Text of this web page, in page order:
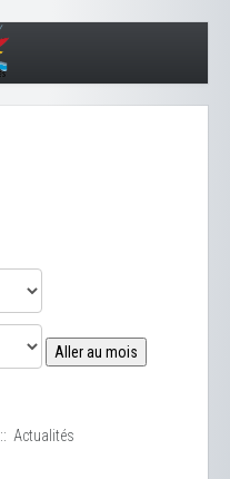
Aller au mois
:: Actualités